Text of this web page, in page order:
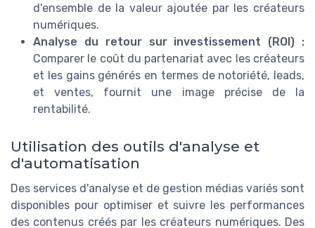
d'ensemble de la valeur ajoutée par les créateurs
numériques.
Analyse du retour sur investissement (ROI) :
Comparer le coût du partenariat avec les créateurs
et les gains générés en termes de notoriété, leads,
et ventes, fournit une image précise de la
rentabilité.
Utilisation des outils d'analyse et
d'automatisation
Des services d'analyse et de gestion médias variés sont
disponibles pour optimiser et suivre les performances
des contenus créés par les créateurs numériques. Des